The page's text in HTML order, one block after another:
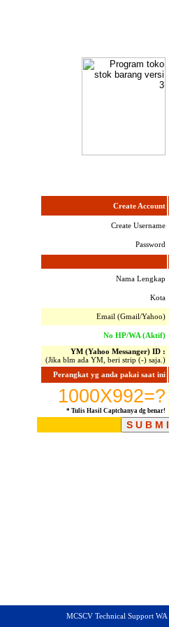
Create Account
Create Username
Password
Nama Lengkap
Kota
Email (Gmail/Yahoo)
No HP/WA (Aktif)
YM (Yahoo Messanger) ID :
(Jika blm ada YM, beri strip (-) saja.)
Perangkat yg anda pakai saat ini
1000X992=?
* Tulis Hasil Captchanya dg benar!
MCSCV Technical Support